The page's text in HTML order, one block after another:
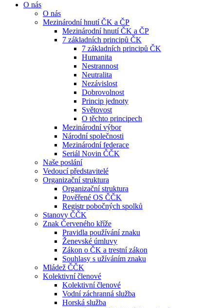
O nás
O nás
Mezinárodní hnutí ČK a ČP
Mezinárodní hnutí ČK a ČP
7 základních principů ČK
7 základních principů ČK
Humanita
Nestrannost
Neutralita
Nezávislost
Dobrovolnost
Princip jednoty
Světovost
O těchto principech
Mezinárodní výbor
Národní společnosti
Mezinárodní federace
Seriál Novin ČČK
Naše poslání
Vedoucí představitelé
Organizační struktura
Organizační struktura
Pověřené OS ČČK
Registr pobočných spolků
Stanovy ČČK
Znak Červeného kříže
Pravidla používání znaku
Ženevské úmluvy
Zákon o ČK a trestní zákon
Souhlasy s užíváním znaku
Mládež ČČK
Kolektivní členové
Kolektivní členové
Vodní záchranná služba
Horská služba